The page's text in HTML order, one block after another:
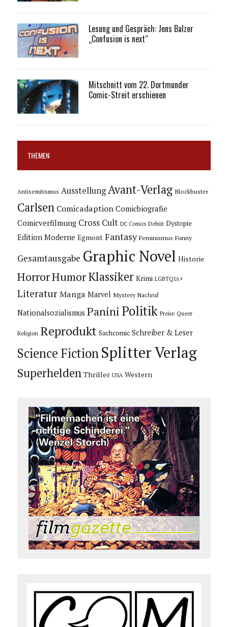
Lesung und Gespräch: Jens Balzer
„Confusion is next“
Mitschnitt vom 22. Dortmunder
Comic-Streit erschienen
THEMEN
Antisemitismus Ausstellung Avant-Verlag Blockbuster
Carlsen Comicadaption Comicbiografie
Comicverfilmung Cross Cult DC Comics Debüt Dystopie
Edition Moderne Egmont Fantasy Feminismus Funny
Gesamtausgabe Graphic Novel Historie
HorrorHumorKlassiker Krimi LGBTQIA+
Literatur Manga Marvel Mystery Nachruf
Nationalsozialismus Panini Politik Preise Queer
Religion Reprodukt Sachcomic Schreiber & Leser
Science Fiction Splitter Verlag
Superhelden Thriller USA Western